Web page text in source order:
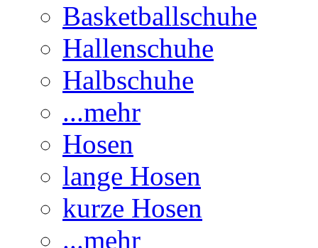
Basketballschuhe
Hallenschuhe
Halbschuhe
...mehr
Hosen
lange Hosen
kurze Hosen
...mehr